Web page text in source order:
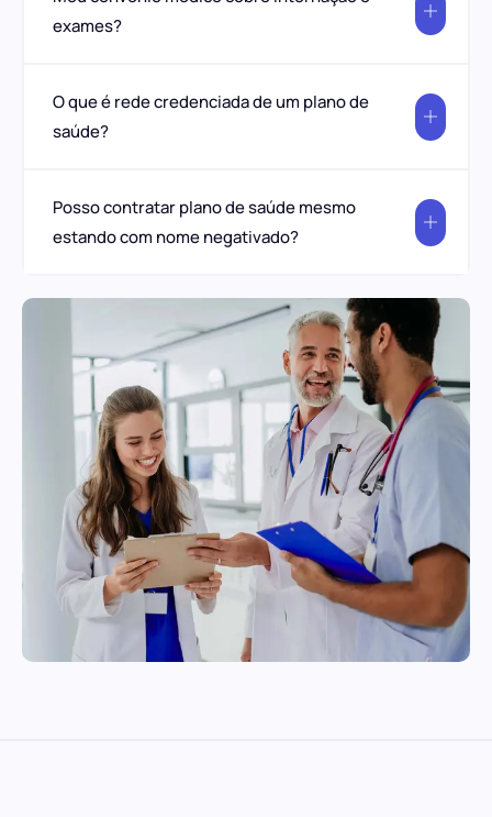
exames?
O que é rede credenciada de um plano de
saúde?
Posso contratar plano de saúde mesmo
estando com nome negativado?